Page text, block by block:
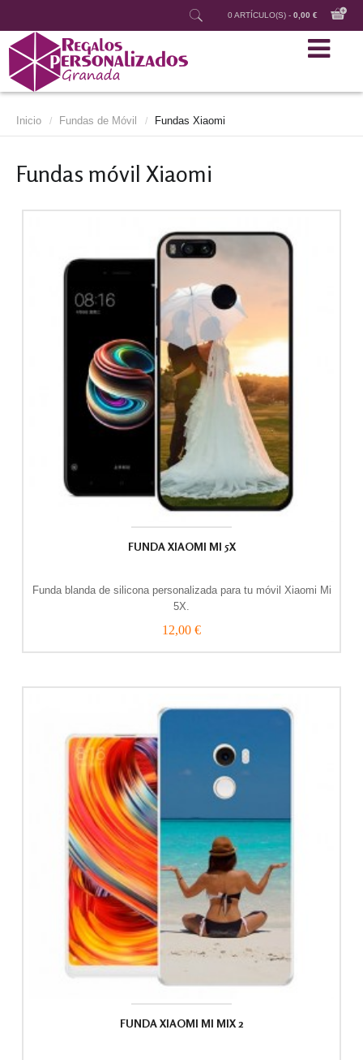
0 ARTÍCULO(S) - 0,00 €
Inicio / Fundas de Móvil / Fundas Xiaomi
Fundas móvil Xiaomi
FUNDA XIAOMI MI 5X
Funda blanda de silicona personalizada para tu móvil Xiaomi Mi
5X.
12,00 €
FUNDA XIAOMI MI MIX 2